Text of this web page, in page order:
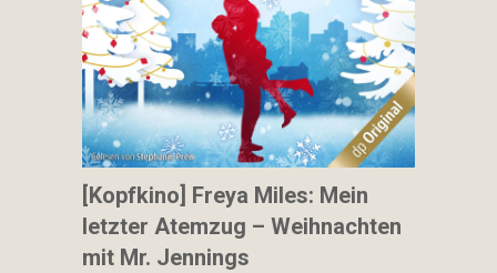
[Kopfkino] Freya Miles: Mein
letzter Atemzug – Weihnachten
mit Mr. Jennings